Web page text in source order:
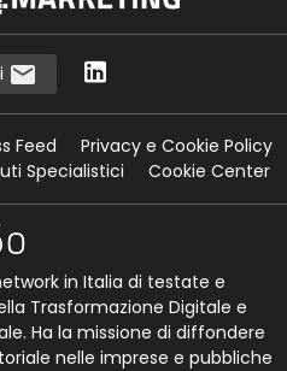
Feed
Privacy e Cookie Policy
Specialistici
Cookie Center
in Italia di testate e
Trasformazione Digitale e
Ha la missione di diffondere
nelle imprese e pubbliche